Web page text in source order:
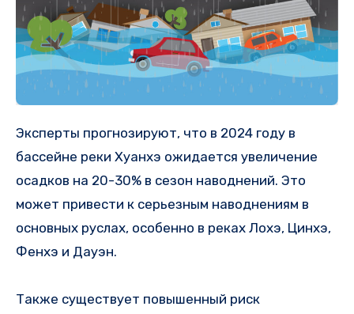
Эксперты прогнозируют, что в 2024 году в
бассейне реки Хуанхэ ожидается увеличение
осадков на 20-30% в сезон наводнений. Это
может привести к серьезным наводнениям в
основных руслах, особенно в реках Лохэ, Цинхэ,
Фенхэ и Дауэн.
Также существует повышенный риск